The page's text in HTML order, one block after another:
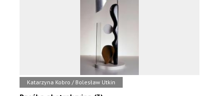
Katarzyna Kobro / Bolesław Utkin